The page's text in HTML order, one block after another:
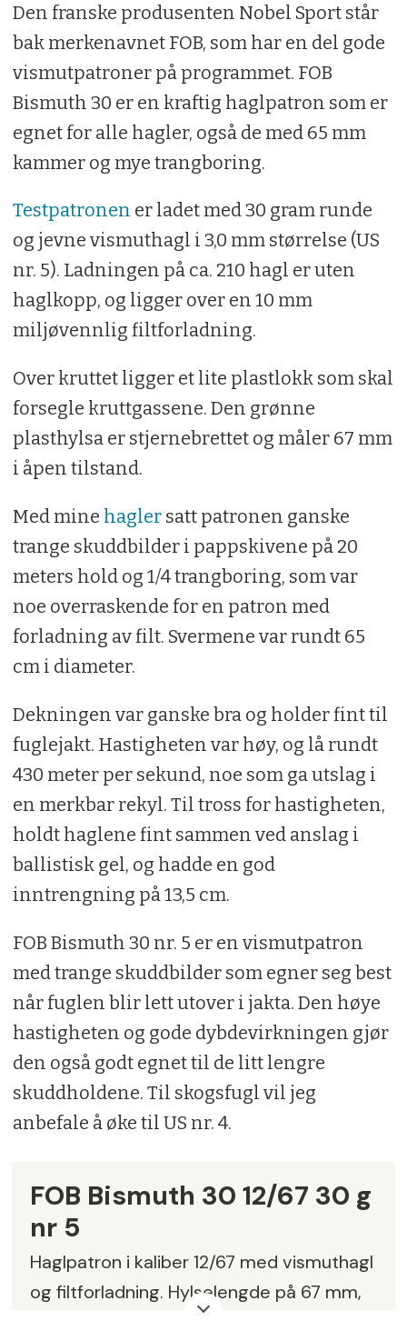
Den franske produsenten Nobel Sport står
bak merkenavnet FOB, som har en del gode
vismutpatroner på programmet. FOB
Bismuth 30 er en kraftig haglpatron som er
egnet for alle hagler, også de med 65 mm
kammer og mye trangboring.
Testpatronen er ladet med 30 gram runde
og jevne vismuthagl i 3,0 mm størrelse (US
nr. 5). Ladningen på ca. 210 hagl er uten
haglkopp, og ligger over en 10 mm
miljøvennlig filtforladning.
Over kruttet ligger et lite plastlokk som skal
forsegle kruttgassene. Den grønne
plasthylsa er stjernebrettet og måler 67 mm
i åpen tilstand.
Med mine haglersatt patronen ganske
trange skuddbilder i pappskivene på 20
meters hold og 1/4 trangboring, som var
noe overraskende for en patron med
forladning av filt. Svermene var rundt 65
cm i diameter.
Dekningen var ganske bra og holder fint til
fuglejakt. Hastigheten var høy, og lå rundt
430 meter per sekund, noe som ga utslag i
en merkbar rekyl. Til tross for hastigheten,
holdt haglene fint sammen ved anslag i
ballistisk gel, og hadde en god
inntrengning på 13,5 cm.
FOB Bismuth 30 nr. 5 er en vismutpatron
med trange skuddbilder som egner seg best
når fuglen blir lett utover i jakta. Den høye
hastigheten og gode dybdevirkningen gjør
den også godt egnet til de litt lengre
skuddholdene. Til skogsfugl vil jeg
anbefale å øke til US nr. 4.
FOB Bismuth 30 12/67 30 g
nr 5
Haglpatron i kaliber 12/67 med vismuthagl
og filtforladning. Hylselengde på 67 mm,